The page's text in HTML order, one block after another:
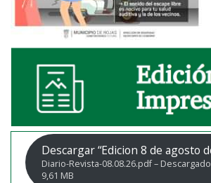
Descargar “Edicion 8 de agosto
Diario-Revista-08.08.26.pdf –
9,61 MB